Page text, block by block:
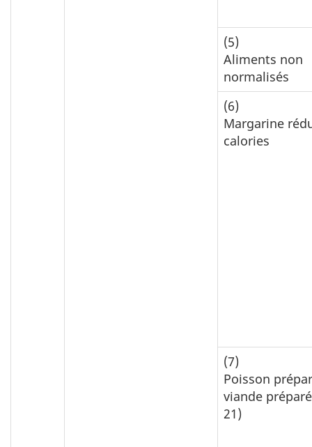
(5)
Aliments non
normalisés
(6)
Margarine
calories
(7)
Poisson
viande
21)